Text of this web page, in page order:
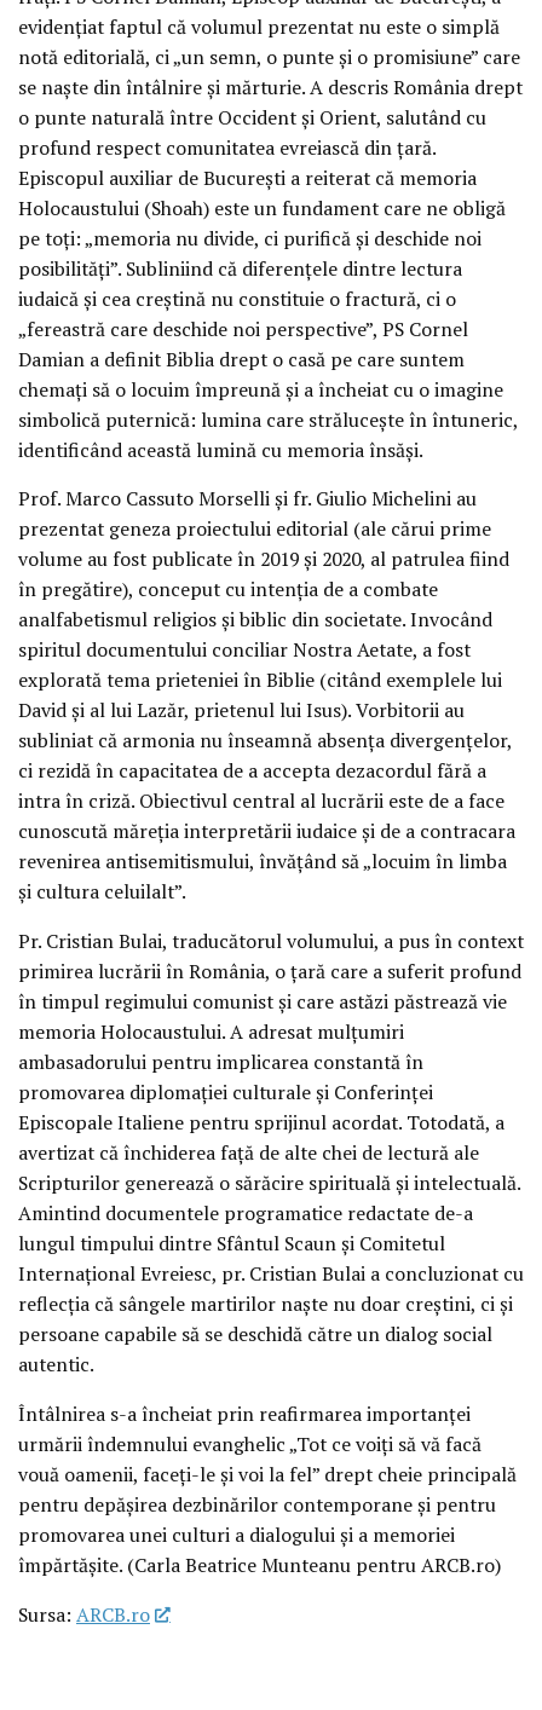
evidențiat faptul că volumul prezentat nu este o simplă
notă editorială, ci „un semn, o punte și o promisiune” care
se naște din întâlnire și mărturie. A descris România drept
o punte naturală între Occident și Orient, salutând cu
profund respect comunitatea evreiască din țară.
Episcopul auxiliar de București a reiterat că memoria
Holocaustului (Shoah) este un fundament care ne obligă
pe toți: „memoria nu divide, ci purifică și deschide noi
posibilități”. Subliniind că diferențele dintre lectura
iudaică și cea creștină nu constituie o fractură, ci o
„fereastră care deschide noi perspective”, PS Cornel
Damian a definit Biblia drept o casă pe care suntem
chemați să o locuim împreună și a încheiat cu o imagine
simbolică puternică: lumina care strălucește în întuneric,
identificând această lumină cu memoria însăși.
Prof. Marco Cassuto Morselli și fr. Giulio Michelini au
prezentat geneza proiectului editorial (ale cărui prime
volume au fost publicate în 2019 și 2020, al patrulea fiind
în pregătire), conceput cu intenția de a combate
analfabetismul religios și biblic din societate. Invocând
spiritul documentului conciliar Nostra Aetate, a fost
explorată tema prieteniei în Biblie (citând exemplele lui
David și al lui Lazăr, prietenul lui Isus). Vorbitorii au
subliniat că armonia nu înseamnă absența divergențelor,
ci rezidă în capacitatea de a accepta dezacordul fără a
intra în criză. Obiectivul central al lucrării este de a face
cunoscută măreția interpretării iudaice și de a contracara
revenirea antisemitismului, învățând să „locuim în limba
și cultura celuilalt”.
Pr. Cristian Bulai, traducătorul volumului, a pus în context
primirea lucrării în România, o țară care a suferit profund
în timpul regimului comunist și care astăzi păstrează vie
memoria Holocaustului. A adresat mulțumiri
ambasadorului pentru implicarea constantă în
promovarea diplomației culturale și Conferinței
Episcopale Italiene pentru sprijinul acordat. Totodată, a
avertizat că închiderea față de alte chei de lectură ale
Scripturilor generează o sărăcire spirituală și intelectuală.
Amintind documentele programatice redactate de-a
lungul timpului dintre Sfântul Scaun și Comitetul
Internațional Evreiesc, pr. Cristian Bulai a concluzionat cu
reflecția că sângele martirilor naște nu doar creștini, ci și
persoane capabile să se deschidă către un dialog social
autentic.
Întâlnirea s-a încheiat prin reafirmarea importanței
urmării îndemnului evanghelic „Tot ce voiți să vă facă
vouă oamenii, faceți-le și voi la fel” drept cheie principală
pentru depășirea dezbinărilor contemporane și pentru
promovarea unei culturi a dialogului și a memoriei
împărtășite. (Carla Beatrice Munteanu pentru ARCB.ro)
Sursa: ARCB.ro